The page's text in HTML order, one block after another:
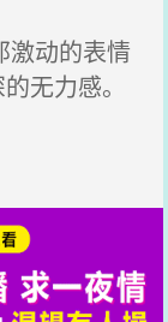
动的表情
无力感。